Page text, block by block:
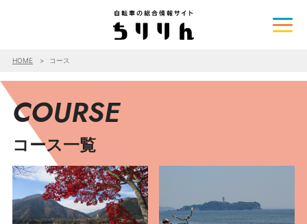
HOME コース
COURSE
コース一覧